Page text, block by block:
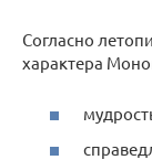
Согласно
характера